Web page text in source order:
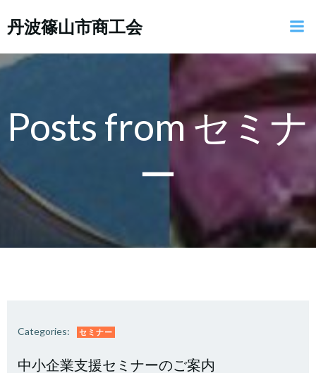
ン
キ
ッ
丹波篠山市商工会
Posts from セミナ
ー
Categories: セミナー
中小企業支援セミナーのご案内